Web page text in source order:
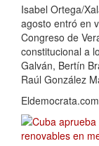
Isabel Ortega/
agosto entró en
Congreso de
constitucional a
Galván, Bertín
Raúl González
Eldemocrata.com